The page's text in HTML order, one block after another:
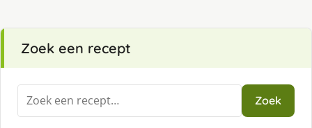
Zoek een recept
Zoeken
naar:
Zoek